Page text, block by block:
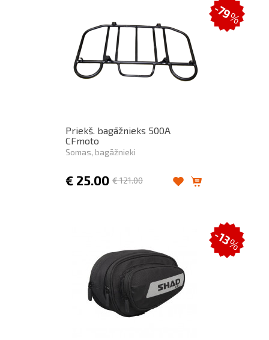
Priekš. bagāžnieks 500A
CFmoto
Somas, bagāžnieki
€ 25.00 €121.00
-79%
-13%